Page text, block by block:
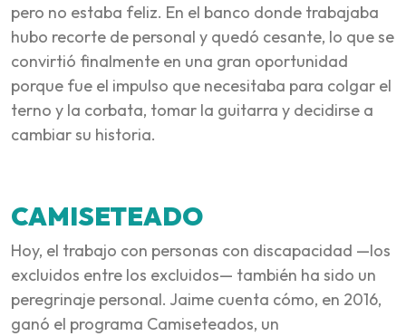
pero no estaba feliz. En el banco donde trabajaba
hubo recorte de personal y quedó cesante, lo que se
convirtió finalmente en una gran oportunidad
porque fue el impulso que necesitaba para colgar el
terno y la corbata, tomar la guitarra y decidirse a
cambiar su historia.
CAMISETEADO
Hoy, el trabajo con personas con discapacidad —los
excluidos entre los excluidos— también ha sido un
peregrinaje personal. Jaime cuenta cómo, en 2016,
ganó el programa Camiseteados, un